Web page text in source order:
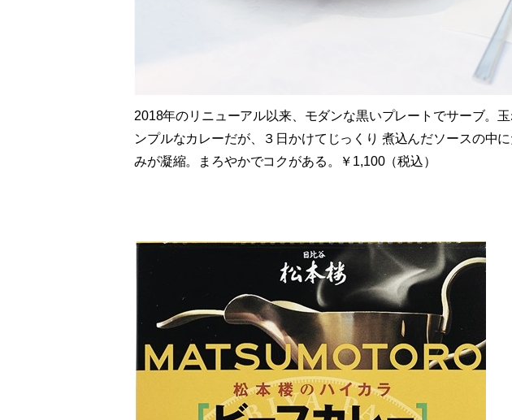
2018年のリニューアル以来、モダンな黒いプレートでサーブ。
ンプルなカレーだが、３日かけてじっくり 煮込んだソースの中
みが凝縮。まろやかでコクがある。￥1,100（税込）